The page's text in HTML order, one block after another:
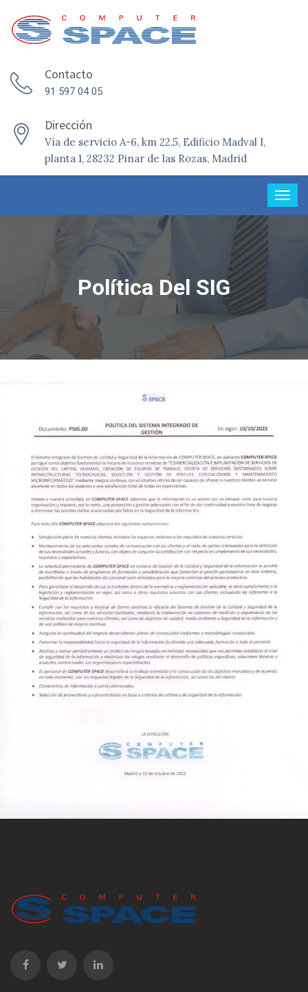
Contacto
91 597 04 05
Dirección
Vía de servicio A-6, km 22,5, Edificio Madval I,
planta 1, 28232 Pinar de las Rozas, Madrid
Política Del SIG